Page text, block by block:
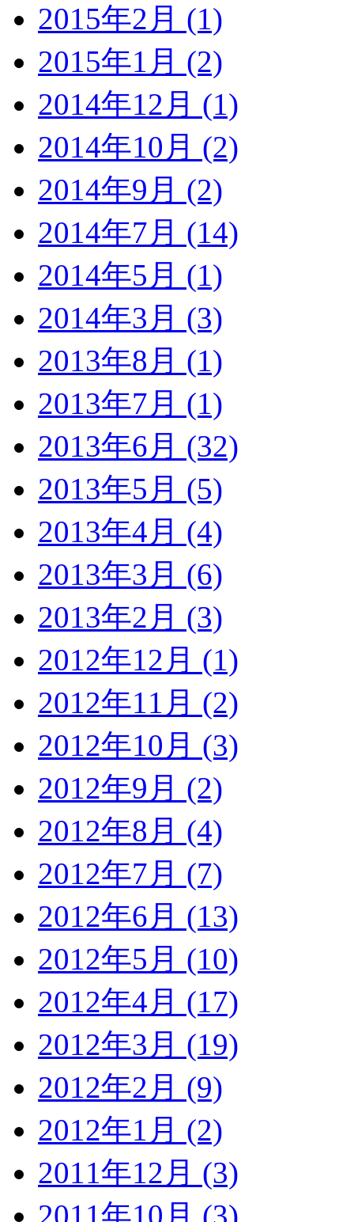
2015年2月 (1)
2015年1月 (2)
2014年12月 (1)
2014年10月 (2)
2014年9月 (2)
2014年7月 (14)
2014年5月 (1)
2014年3月 (3)
2013年8月 (1)
2013年7月 (1)
2013年6月 (32)
2013年5月 (5)
2013年4月 (4)
2013年3月 (6)
2013年2月 (3)
2012年12月 (1)
2012年11月 (2)
2012年10月 (3)
2012年9月 (2)
2012年8月 (4)
2012年7月 (7)
2012年6月 (13)
2012年5月 (10)
2012年4月 (17)
2012年3月 (19)
2012年2月 (9)
2012年1月 (2)
2011年12月 (3)
2011年10月 (3)